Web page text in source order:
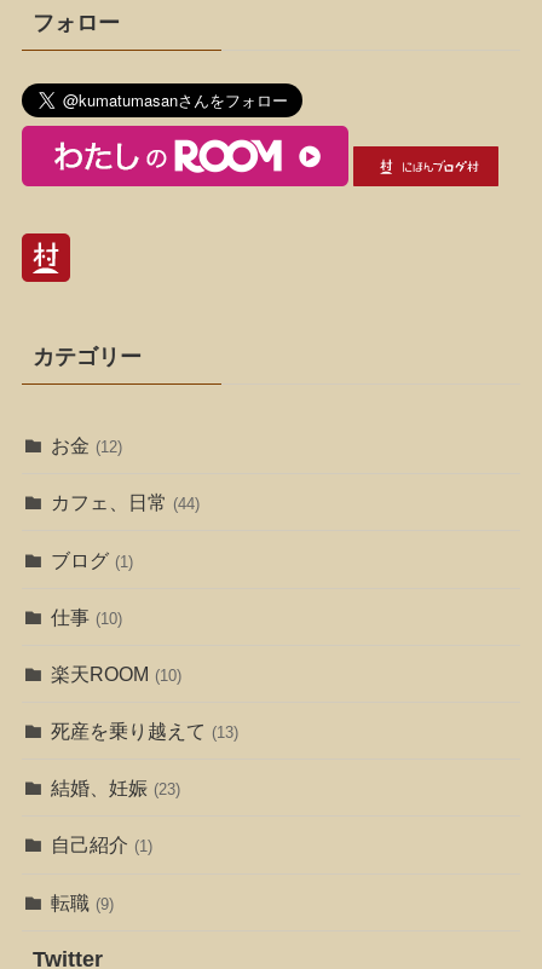
フォロー
カテゴリー
お金 (12)
カフェ、日常 (44)
ブログ (1)
仕事 (10)
楽天ROOM (10)
死産を乗り越えて (13)
結婚、妊娠 (23)
自己紹介 (1)
転職 (9)
Twitter